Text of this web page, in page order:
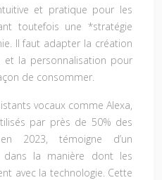
et pratique pour les
toutefois une *stratégie
Il faut adapter la création
la personnalisation pour
de consommer.
vocaux comme Alexa,
par près de 50% des
2023, témoigne d’un
dans la manière dont les
avec la technologie. Cette